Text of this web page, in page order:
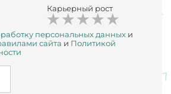
Карьерный рост
персональных данных и
сайта и Политикой